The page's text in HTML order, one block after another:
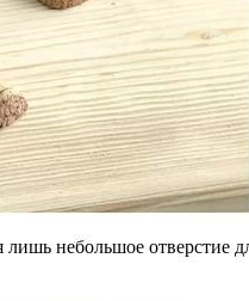
небольшое отверстие